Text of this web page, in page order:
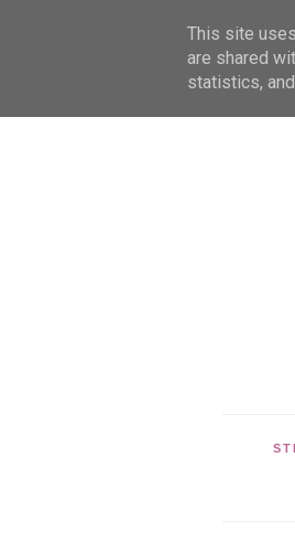
This site
are shared
statistics,